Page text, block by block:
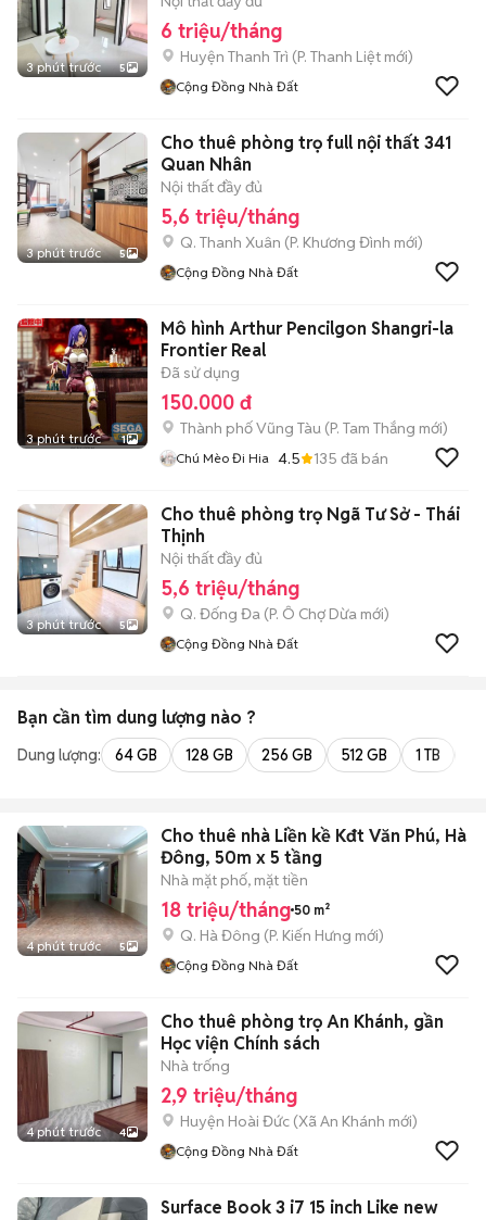
3 phút trước 5
6 triệu/tháng
Huyện Thanh Trì (P. Thanh Liệt mới)
Cộng Đồng Nhà Đất
3 phút trước 5
Cho thuê phòng trọ full nội thất 341
Quan Nhân
Nội thất đầy đủ
5,6 triệu/tháng
Q. Thanh Xuân (P. Khương Đình mới)
Cộng Đồng Nhà Đất
3 phút trước 1
Mô hình Arthur Pencilgon Shangri-la
Frontier Real
Đã sử dụng
150.000 đ
Thành phố Vũng Tàu (P. Tam Thắng mới)
Chú Mèo Đi Hia 4.5 135 đã bán
3 phút trước 5
Cho thuê phòng trọ Ngã Tư Sở - Thái
Thịnh
Nội thất đầy đủ
5,6 triệu/tháng
Q. Đống Đa (P. Ô Chợ Dừa mới)
Cộng Đồng Nhà Đất
Bạn cần tìm dung lượng nào ?
Dung lượng: 64 GB 128 GB 256 GB 512 GB 1 TB
4 phút trước 5
Cho thuê nhà Liền kề Kđt Văn Phú, Hà
Đông, 50m x 5 tầng
Nhà mặt phố, mặt tiền
18 triệu/tháng 50 m²
Q. Hà Đông (P. Kiến Hưng mới)
Cộng Đồng Nhà Đất
4 phút trước 4
Cho thuê phòng trọ An Khánh, gần
Học viện Chính sách
Nhà trống
2,9 triệu/tháng
Huyện Hoài Đức (Xã An Khánh mới)
Cộng Đồng Nhà Đất
Surface Book 3 i7 15 inch Like new